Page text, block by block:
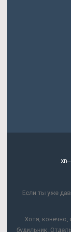
Если ты уже
Хотя, конечно,
будильник.